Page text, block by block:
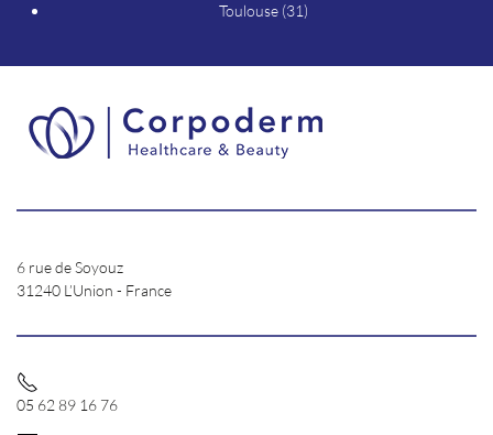
Toulouse (31)
6 rue de Soyouz
31240 L’Union - France
05 62 89 16 76